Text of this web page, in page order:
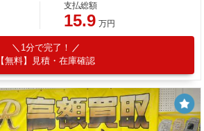
支払総額
15.9 万円
1分で完了！
【無料】見積・在庫確認